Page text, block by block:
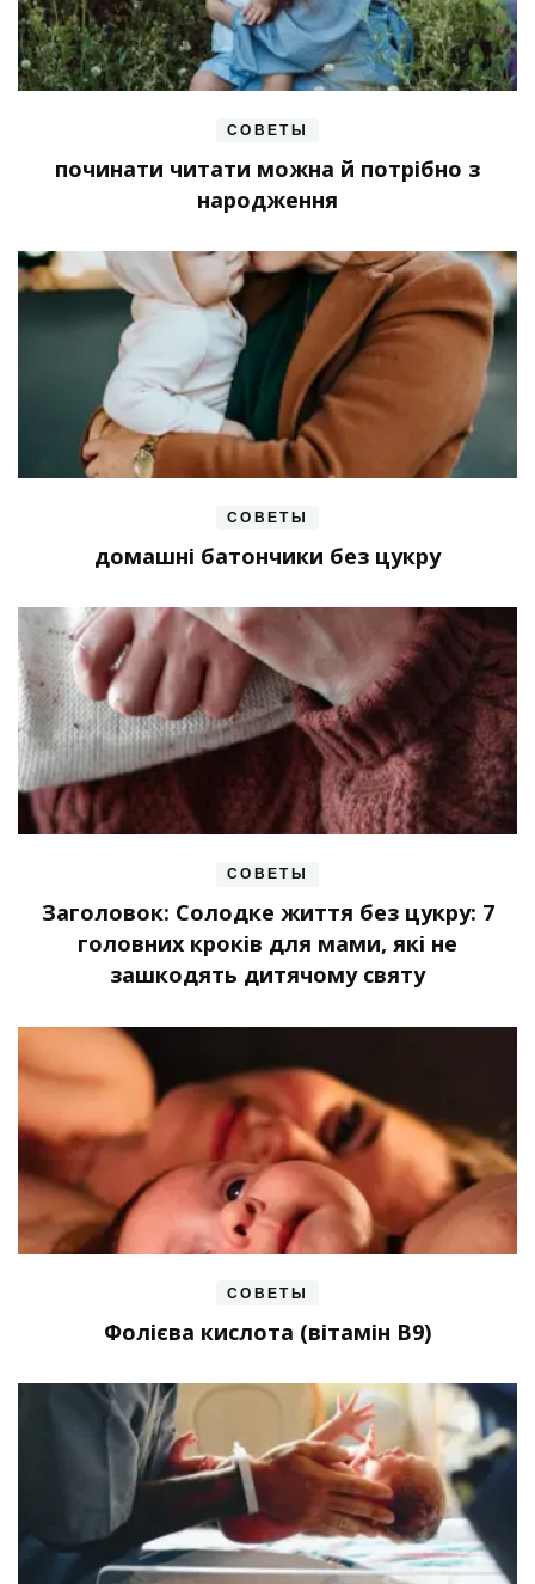
СОВЕТЫ
починати читати можна й потрібно з
народження
СОВЕТЫ
домашні батончики без цукру
СОВЕТЫ
Заголовок: Солодке життя без цукру: 7
головних кроків для мами, які не
зашкодять дитячому святу
СОВЕТЫ
Фолієва кислота (вітамін В9)